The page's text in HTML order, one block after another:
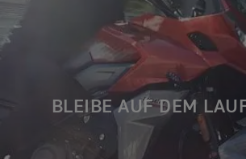
BLEIBE AUF DEM